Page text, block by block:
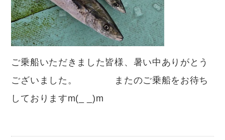
ご乗船いただきました皆様、暑い中ありがとう
ございました。 またのご乗船をお待ち
しておりますm(_ _)m